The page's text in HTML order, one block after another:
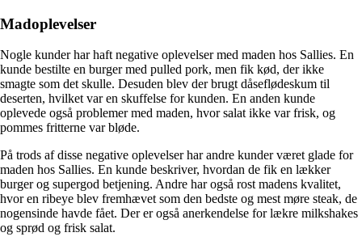
Madoplevelser
Nogle kunder har haft negative oplevelser med maden hos Sallies. En
kunde bestilte en burger med pulled pork, men fik kød, der ikke
smagte som det skulle. Desuden blev der brugt dåseflødeskum til
deserten, hvilket var en skuffelse for kunden. En anden kunde
oplevede også problemer med maden, hvor salat ikke var frisk, og
pommes fritterne var bløde.
På trods af disse negative oplevelser har andre kunder været glade for
maden hos Sallies. En kunde beskriver, hvordan de fik en lækker
burger og supergod betjening. Andre har også rost madens kvalitet,
hvor en ribeye blev fremhævet som den bedste og mest møre steak, de
nogensinde havde fået. Der er også anerkendelse for lækre milkshakes
og sprød og frisk salat.